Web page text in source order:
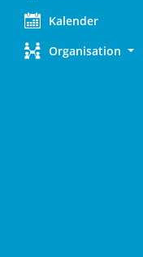
Kalender
Organisation